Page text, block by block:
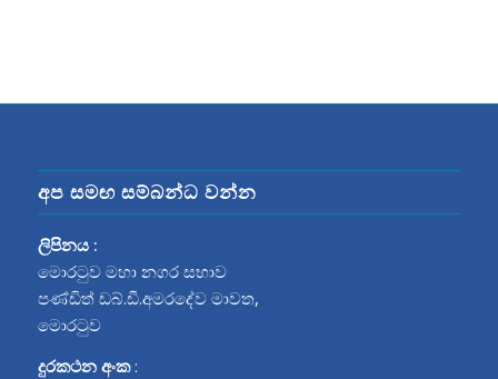
අප සමඟ සම්බන්ධ වන්න
ලිපිනය :
මොරටුව මහා නගර සභාව
පණ්ඩිත් ඩබ්.ඩී.අමරදේව මාවත‍,
මොරටුව
දුරකථන අංක: